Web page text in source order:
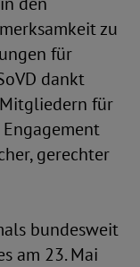
zu
für
dankt
für
gerechter
bundesweit
am 23. Mai